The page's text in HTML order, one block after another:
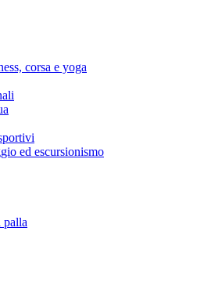
corsa e yoga
ed escursionismo
palla